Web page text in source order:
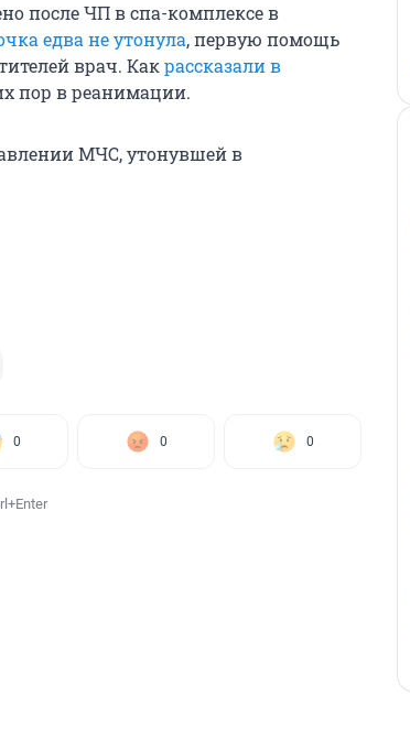
после ЧП в спа-комплексе в
едва не утонула, первую помощь
врач. Какрассказали в
пор в реанимации.
МЧС, утонувшей в
0 0 0